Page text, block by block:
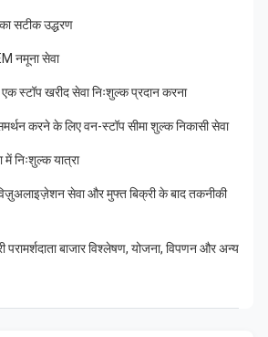
सटीक उद्धरण
नमूना सेवा
स्टॉप खरीद सेवा निःशुल्क प्रदान करना
करने के लिए वन-स्टॉप सीमा शुल्क निकासी सेवा
निःशुल्क यात्रा
सेवा और मुफ्त बिक्री के बाद तकनीकी
परामर्शदाता बाजार विश्लेषण, योजना, विपणन और अन्य